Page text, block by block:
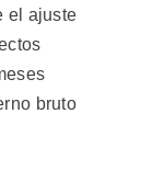
el ajuste
bruto